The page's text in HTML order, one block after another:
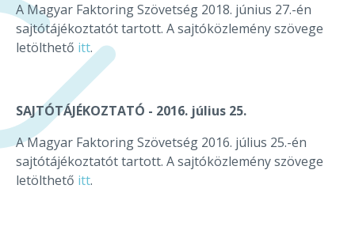
A Magyar Faktoring Szövetség 2018. június 27.-én
sajtótájékoztatót tartott. A sajtóközlemény szövege
letölthető itt.
SAJTÓTÁJÉKOZTATÓ - 2016. július 25.
A Magyar Faktoring Szövetség 2016. július 25.-én
sajtótájékoztatót tartott. A sajtóközlemény szövege
letölthető itt.